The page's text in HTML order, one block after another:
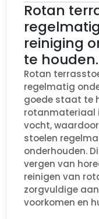
Rotan
reiniging
te houden.
Rotan
regelmatig
goede staat te
rotanmateriaal
vocht,
stoelen
onderhouden.
vergen van
reinigen van
zorgvuldige
voorkomen en